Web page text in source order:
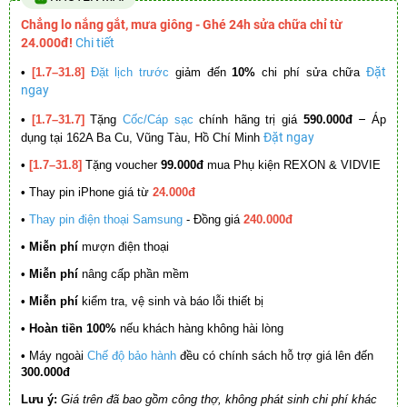
Chẳng lo nắng gắt, mưa giông - Ghé 24h sửa chữa chỉ từ
24.000đ! Chi tiết
• [1.7–31.8] Đặt lịch trước giảm đến10% chi phí sửa chữa Đặt
ngay
• [1.7–31.7] Tặng Cốc/Cáp sạc chính hãng trị giá 590.000đ –Áp
dụng tại 162A Ba Cu, Vũng Tàu, Hồ Chí Minh Đặt ngay
• [1.7–31.8] Tặng voucher 99.000đ mua Phụ kiện REXON & VIDVIE
• Thay pin iPhone giá từ 24.000đ
• Thay pin điện thoại Samsung - Đồng giá 240.000đ
• Miễn phí mượn điện thoại
• Miễn phí nâng cấp phần mềm
• Miễn phí kiểm tra, vệ sinh và báo lỗi thiết bị
• Hoàn tiền 100% nếu khách hàng không hài lòng
• Máy ngoài Chế độ bảo hành đều có chính sách hỗ trợ giá lên đến
300.000đ
Lưu ý: Giá trên đã bao gồm công thợ, không phát sinh chi phí khác